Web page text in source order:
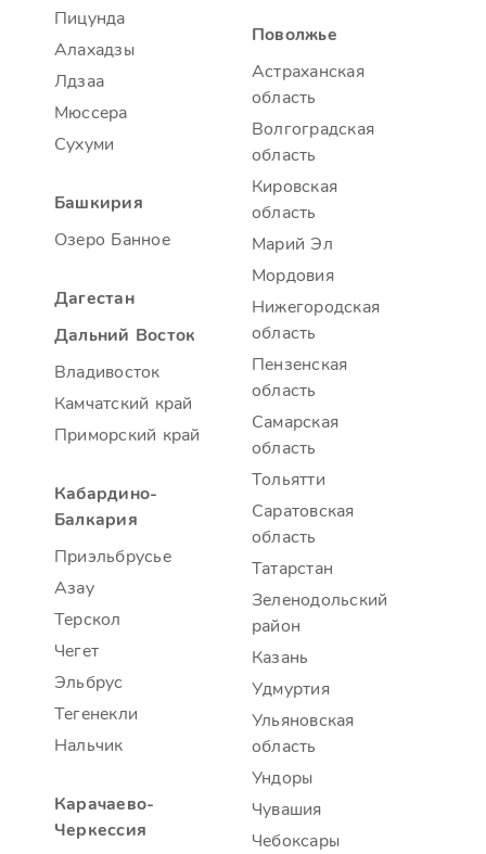
Пицунда
Алахадзы
Лдзаа
Мюссера
Сухуми
Башкирия
Озеро Банное
Дагестан
Дальний Восток
Владивосток
Камчатский край
Приморский край
Кабардино-
Балкария
Приэльбрусье
Азау
Терскол
Чегет
Эльбрус
Тегенекли
Нальчик
Карачаево-
Черкессия
Поволжье
Астраханская
область
Волгоградская
область
Кировская
область
Марий Эл
Мордовия
Нижегородская
область
Пензенская
область
Самарская
область
Тольятти
Саратовская
область
Татарстан
Зеленодольский
район
Казань
Удмуртия
Ульяновская
область
Ундоры
Чувашия
Чебоксары